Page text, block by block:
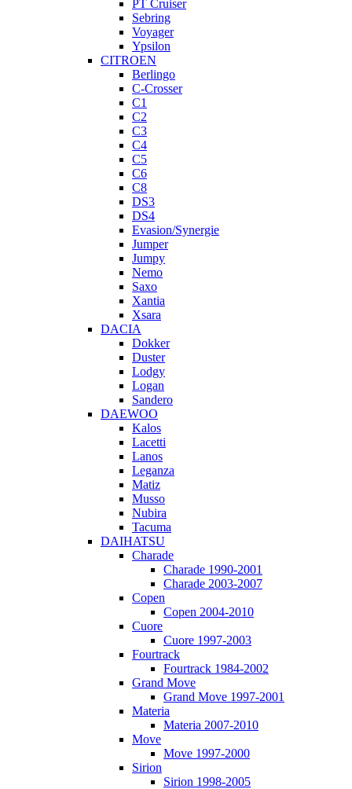
PT Cruiser
Sebring
Voyager
Ypsilon
CITROEN
Berlingo
C-Crosser
C1
C2
C3
C4
C5
C6
C8
DS3
DS4
Evasion/Synergie
Jumper
Jumpy
Nemo
Saxo
Xantia
Xsara
DACIA
Dokker
Duster
Lodgy
Logan
Sandero
DAEWOO
Kalos
Lacetti
Lanos
Leganza
Matiz
Musso
Nubira
Tacuma
DAIHATSU
Charade
Charade 1990-2001
Charade 2003-2007
Copen
Copen 2004-2010
Cuore
Cuore 1997-2003
Fourtrack
Fourtrack 1984-2002
Grand Move
Grand Move 1997-2001
Materia
Materia 2007-2010
Move
Move 1997-2000
Sirion
Sirion 1998-2005